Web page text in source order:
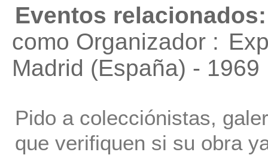
Eventos relacionados:
como Organizador :
Madrid (España) - 1969
Pido a colecciónistas,
que verifiquen si su obra